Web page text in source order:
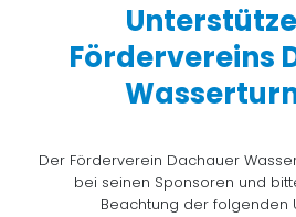
Fördervereins
Der Förderverein Dachauer
bei seinen Sponsoren und
Beachtung der folgenden